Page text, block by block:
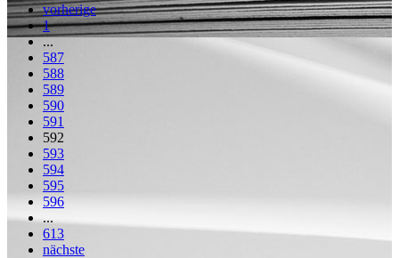
vorherige
1
...
587
588
589
590
591
592
593
594
595
596
...
613
nächste